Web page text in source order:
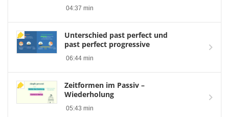
04:37 min
Unterschied past perfect und
past perfect progressive
06:44 min
Zeitformen im Passiv –
Wiederholung
05:43 min